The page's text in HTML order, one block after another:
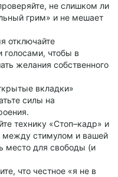
не слишком ли
грим» и не мешает
отключайте
чтобы в
желания собственного
вкладки»
силы на
технику «Стоп–кадр» и
между стимулом и вашей
место для свободы (и
что честное «я не в